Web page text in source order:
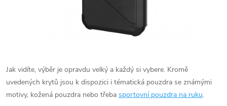
Jak vidíte, výběr je opravdu velký a každý si vybere. Kromě
uvedených krytů jsou k dispozici i tématická pouzdra se známými
motivy, kožená pouzdra nebo třeba sportovní pouzdra na ruku.